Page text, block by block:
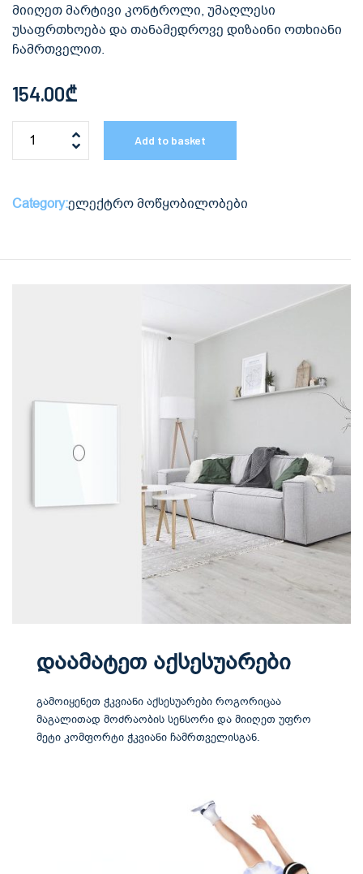
მიიღეთ მარტივი კონტროლი, უმაღლესი
უსაფრთხოება და თანამედროვე დიზაინი ოთხიანი
ჩამრთველით.
154.00₾
Add to basket
Category:ელექტრო მოწყობილობები
დაამატეთ აქსესუარები
გამოიყენეთ ჭკვიანი აქსესუარები როგორიცაა
მაგალითად მოძრაობის სენსორი და მიიღეთ უფრო
მეტი კომფორტი ჭკვიანი ჩამრთველისგან.